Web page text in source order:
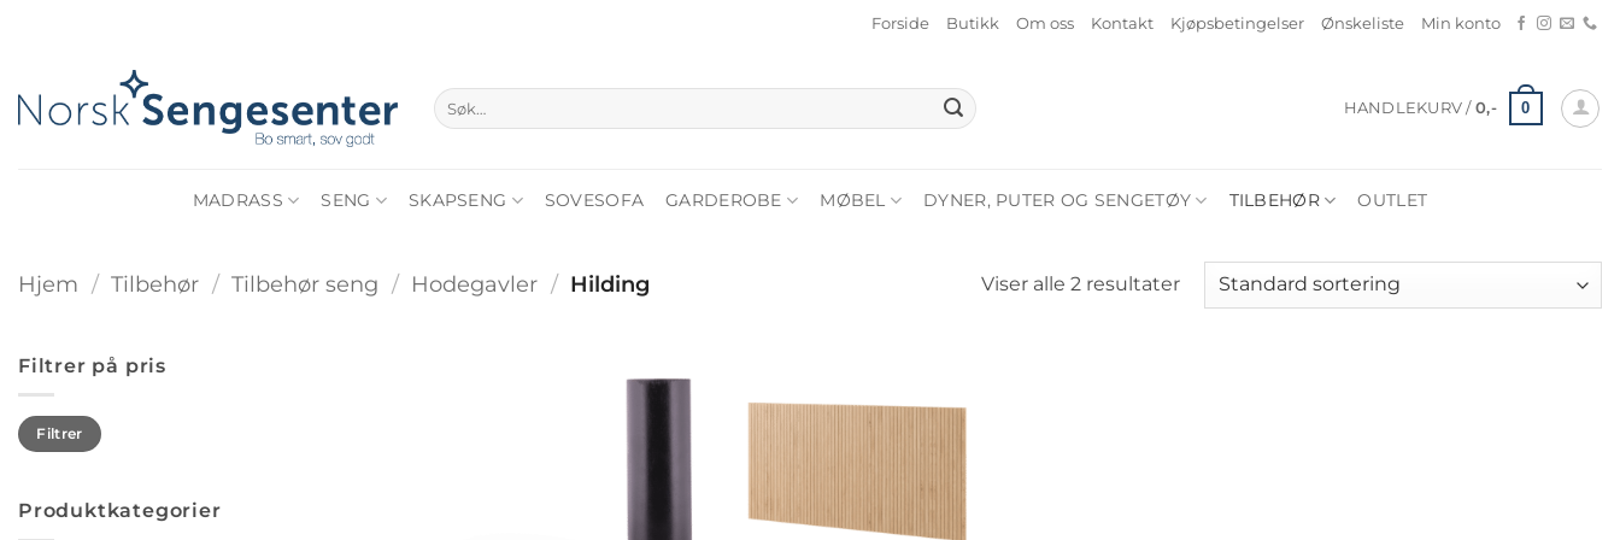
Forside Butikk Om oss Kontakt Kjøpsbetingelser Ønskeliste Min konto
Søk
etter:
HANDLEKURV / 0,- 0
MADRASS SENG SKAPSENG SOVESOFA GARDEROBE MØBEL DYNER, PUTER OG SENGETØY TILBEHØR OUTLET
Hjem / Tilbehør / Tilbehør seng / Hodegavler / Hilding Viser alle 2 resultater
Filtrer på pris
Min.
pris
Makspris
Filtrer
Produktkategorier